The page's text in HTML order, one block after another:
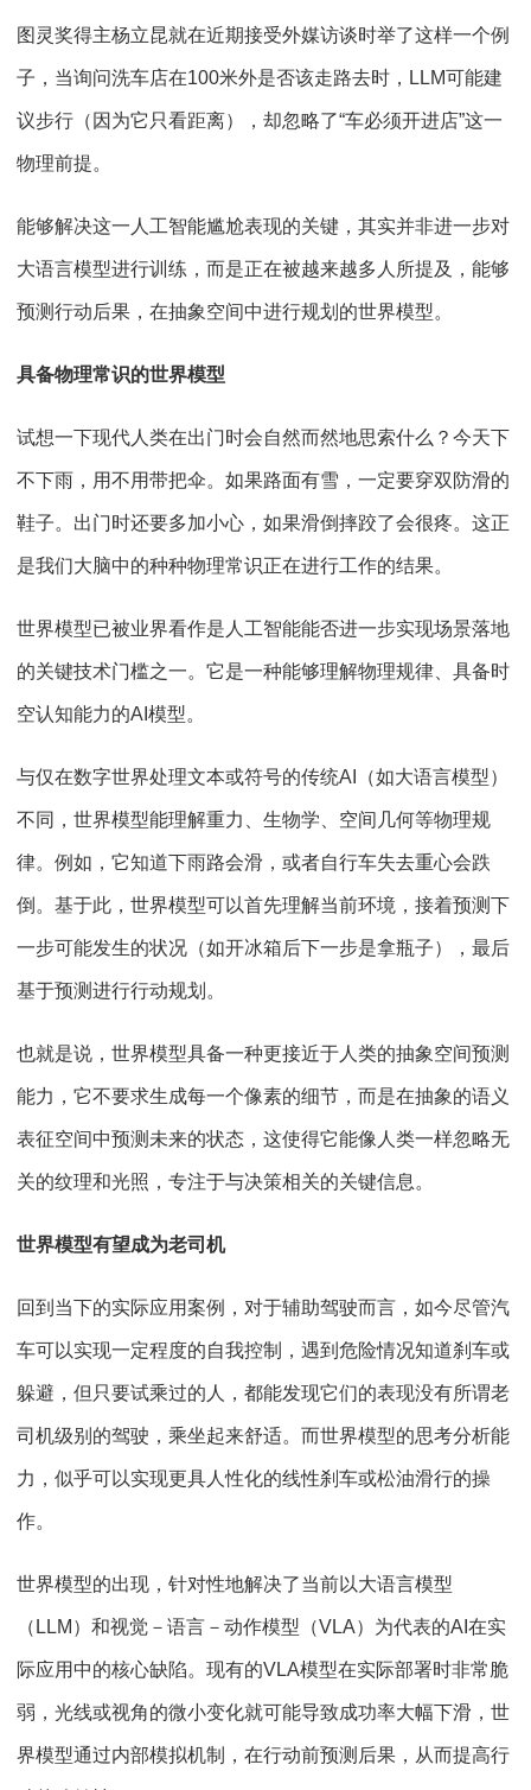
图灵奖得主杨立昆就在近期接受外媒访谈时举了这样一个例
子，当询问洗车店在100米外是否该走路去时，LLM可能建
议步行（因为它只看距离），却忽略了“车必须开进店”这一
物理前提。
能够解决这一人工智能尴尬表现的关键，其实并非进一步对
大语言模型进行训练，而是正在被越来越多人所提及，能够
预测行动后果，在抽象空间中进行规划的世界模型。
具备物理常识的世界模型
试想一下现代人类在出门时会自然而然地思索什么？今天下
不下雨，用不用带把伞。如果路面有雪，一定要穿双防滑的
鞋子。出门时还要多加小心，如果滑倒摔跤了会很疼。这正
是我们大脑中的种种物理常识正在进行工作的结果。
世界模型已被业界看作是人工智能能否进一步实现场景落地
的关键技术门槛之一。它是一种能够理解物理规律、具备时
空认知能力的AI模型。
与仅在数字世界处理文本或符号的传统AI（如大语言模型）
不同，世界模型能理解重力、生物学、空间几何等物理规
律。例如，它知道下雨路会滑，或者自行车失去重心会跌
倒。基于此，世界模型可以首先理解当前环境，接着预测下
一步可能发生的状况（如开冰箱后下一步是拿瓶子），最后
基于预测进行行动规划。
也就是说，世界模型具备一种更接近于人类的抽象空间预测
能力，它不要求生成每一个像素的细节，而是在抽象的语义
表征空间中预测未来的状态，这使得它能像人类一样忽略无
关的纹理和光照，专注于与决策相关的关键信息。
世界模型有望成为老司机
回到当下的实际应用案例，对于辅助驾驶而言，如今尽管汽
车可以实现一定程度的自我控制，遇到危险情况知道刹车或
躲避，但只要试乘过的人，都能发现它们的表现没有所谓老
司机级别的驾驶，乘坐起来舒适。而世界模型的思考分析能
力，似乎可以实现更具人性化的线性刹车或松油滑行的操
作。
世界模型的出现，针对性地解决了当前以大语言模型
（LLM）和视觉－语言－动作模型（VLA）为代表的AI在实
际应用中的核心缺陷。现有的VLA模型在实际部署时非常脆
弱，光线或视角的微小变化就可能导致成功率大幅下滑，世
界模型通过内部模拟机制，在行动前预测后果，从而提高行